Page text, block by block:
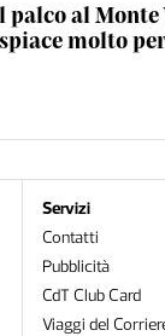
palco al Monte
molto
Servizi
Contatti
Pubblicità
CdT Club Card
Viaggi del